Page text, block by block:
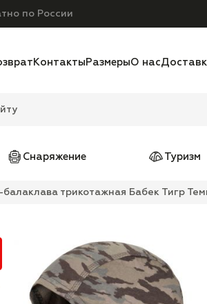
по России
Контакты РазмерыО нас
Снаряжение Туризм
балаклава трикотажная Бабек Тигр